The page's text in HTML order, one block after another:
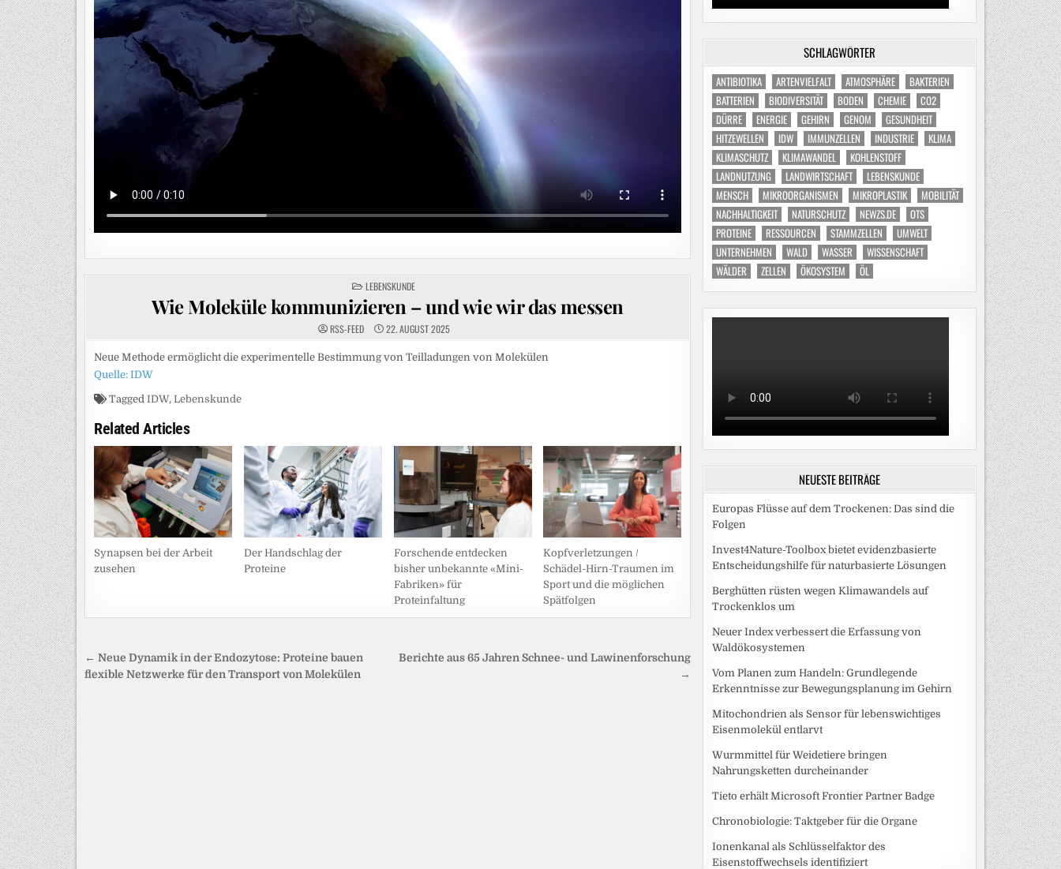
POSTED
IN
LEBENSKUNDE
Wie Moleküle kommunizieren – und wie wir das messen
RSS-FEED 22. AUGUST 2025
Neue Methode ermöglicht die experimentelle Bestimmung von Teilladungen von Molekülen
Quelle: IDW
Tagged IDW, Lebenskunde
Related Articles
Synapsen bei der Arbeit
zusehen
Der Handschlag der
Proteine
Forschende entdecken
bisher unbekannte «Mini-
Fabriken» für
Proteinfaltung
Kopfverletzungen /
Schädel-Hirn-Traumen im
Sport und die möglichen
Spätfolgen
Beitragsnavigation
Berichte aus 65 Jahren Schnee- und Lawinenforschung
→
← Neue Dynamik in der Endozytose: Proteine bauen
flexible Netzwerke für den Transport von Molekülen
SCHLAGWÖRTER
ANTIBIOTIKA ARTENVIELFALT ATMOSPHÄRE
BAKTERIEN
BATTERIEN
BIODIVERSITÄT BODEN CHEMIE
CO2
DÜRRE
ENERGIE GEHIRN GENOM
GESUNDHEIT
HITZEWELLEN
IDW IMMUNZELLEN INDUSTRIE
KLIMA
KLIMASCHUTZ
KLIMAWANDEL
KOHLENSTOFF
LANDNUTZUNG
LANDWIRTSCHAFT
LEBENSKUNDE
MENSCH
MIKROORGANISMEN MIKROPLASTIK
MOBILITÄT
NACHHALTIGKEIT
NATURSCHUTZ NEWZS.DE
OTS
PROTEINE
RESSOURCEN STAMMZELLEN
UMWELT
UNTERNEHMEN
WALD WASSER
WISSENSCHAFT
WÄLDER
ZELLEN ÖKOSYSTEM ÖL
NEUESTE BEITRÄGE
Europas Flüsse auf dem Trockenen: Das sind die
Folgen
Invest4Nature-Toolbox bietet evidenzbasierte
Entscheidungshilfe für naturbasierte Lösungen
Berghütten rüsten wegen Klimawandels auf
Trockenklos um
Neuer Index verbessert die Erfassung von
Waldökosystemen
Vom Planen zum Handeln: Grundlegende
Erkenntnisse zur Bewegungsplanung im Gehirn
Mitochondrien als Sensor für lebenswichtiges
Eisenmolekül entlarvt
Wurmmittel für Weidetiere bringen
Nahrungsketten durcheinander
Tieto erhält Microsoft Frontier Partner Badge
Chronobiologie: Taktgeber für die Organe
Ionenkanal als Schlüsselfaktor des
Eisenstoffwechsels identifiziert